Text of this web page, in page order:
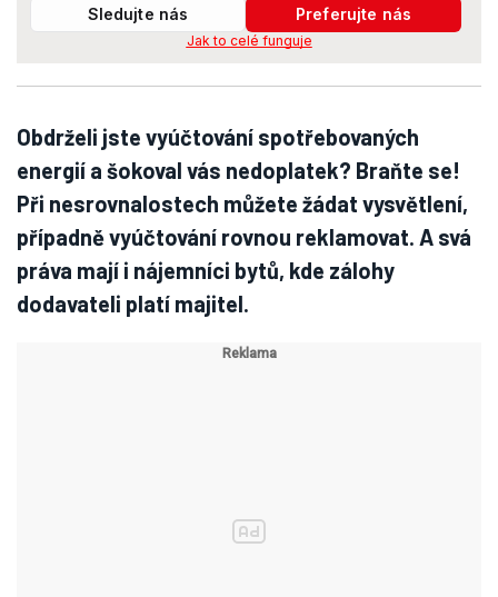
Sledujte nás
Preferujte nás
Jak to celé funguje
Obdrželi jste vyúčtování spotřebovaných
energií a šokoval vás nedoplatek? Braňte se!
Při nesrovnalostech můžete žádat vysvětlení,
případně vyúčtování rovnou reklamovat. A svá
práva mají i nájemníci bytů, kde zálohy
dodavateli platí majitel.